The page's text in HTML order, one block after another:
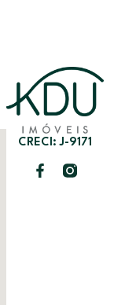
CRECI: J-9171